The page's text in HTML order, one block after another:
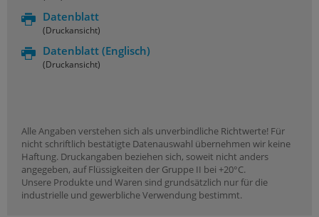
Datenblatt
(Druckansicht)
Datenblatt (Englisch)
(Druckansicht)
Alle Angaben verstehen sich als unverbindliche Richtwerte! Für
nicht schriftlich bestätigte Datenauswahl übernehmen wir keine
Haftung. Druckangaben beziehen sich, soweit nicht anders
angegeben, auf Flüssigkeiten der Gruppe II bei +20°C.
Unsere Produkte und Waren sind grundsätzlich nur für die
industrielle und gewerbliche Verwendung bestimmt.